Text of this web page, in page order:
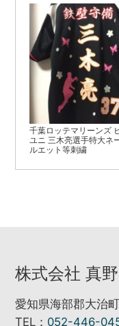
千葉ロッテマリーンズ
ユニ 三木亮選手特大ネ
ルエット等刺繍
株式会社 真
愛知県海部郡大治
TEL： 052-446-